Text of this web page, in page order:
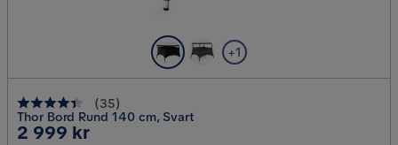
+1
(35)
Thor Bord Rund 140 cm, Svart
Pris
2 999 kr